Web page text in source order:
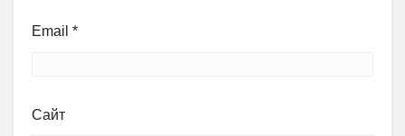
Email *
Сайт